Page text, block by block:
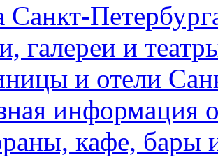
Санкт-
галереи и
и отели
информация
кафе, бары